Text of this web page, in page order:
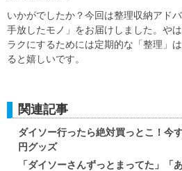
いかがでしたか？今回は整理収納アド
手放したモノ」をお届けしました。や
ラクにするためには定期的な「整理」
ると嬉しいです。
関連記事
ダイソー行ったら絶対買っとこ！今
円グッズ
「ダイソーさんずっとまってた」「